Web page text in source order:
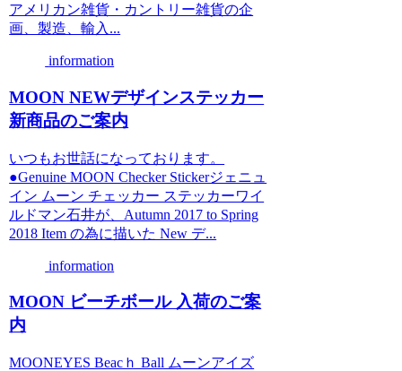
アメリカン雑貨・カントリー雑貨の企
画、製造、輸入...
information
MOON NEWデザインステッカー
新商品のご案内
いつもお世話になっております。
●Genuine MOON Checker Stickerジェニュ
イン ムーン チェッカー ステッカーワイ
ルドマン石井が、Autumn 2017 to Spring
2018 Item の為に描いた New デ...
information
MOON ビーチボール 入荷のご案
内
MOONEYES Beacｈ Ball ムーンアイズ